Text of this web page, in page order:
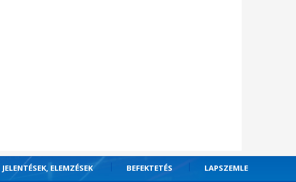
JELENTÉSEK, ELEMZÉSEK BEFEKTETÉS LAPSZEMLE